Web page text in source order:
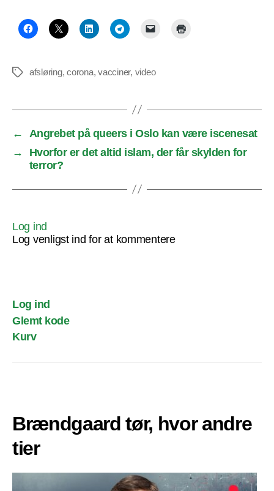
Tagsafsløring,corona,vacciner, video
←
Angrebet på queers i Oslo kan være iscenesat
→
Hvorfor er det altid islam, der får skylden for
terror?
Log ind
Log venligst ind for at kommentere
Log ind
Glemt kode
Kurv
Brændgaard tør, hvor andre
tier